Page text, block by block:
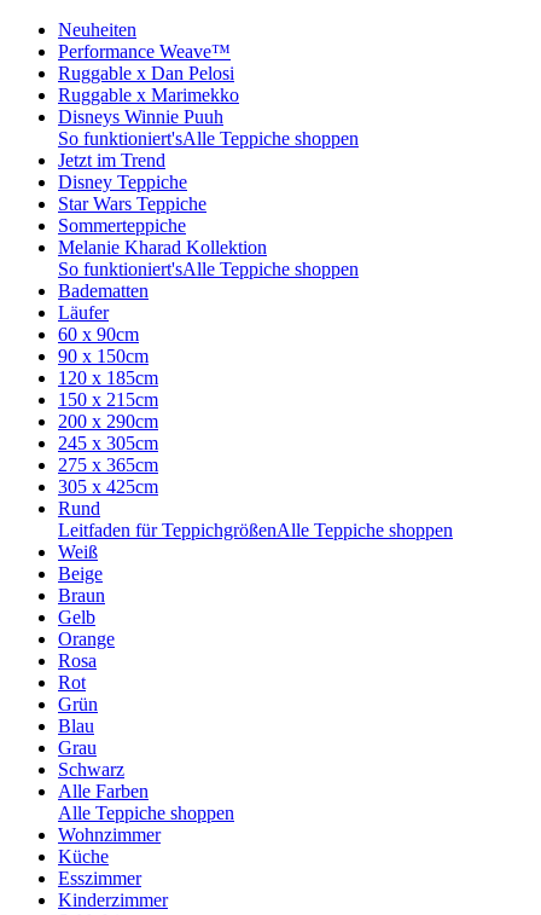
Neuheiten
Performance Weave™
Ruggable x Dan Pelosi
Ruggable x Marimekko
Disneys Winnie Puuh
So funktioniert'sAlle Teppiche shoppen
Jetzt im Trend
Disney Teppiche
Star Wars Teppiche
Sommerteppiche
Melanie Kharad Kollektion
So funktioniert'sAlle Teppiche shoppen
Badematten
Läufer
60 x 90cm
90 x 150cm
120 x 185cm
150 x 215cm
200 x 290cm
245 x 305cm
275 x 365cm
305 x 425cm
Rund
Leitfaden für TeppichgrößenAlle Teppiche shoppen
Weiß
Beige
Braun
Gelb
Orange
Rosa
Rot
Grün
Blau
Grau
Schwarz
Alle Farben
Alle Teppiche shoppen
Wohnzimmer
Küche
Esszimmer
Kinderzimmer